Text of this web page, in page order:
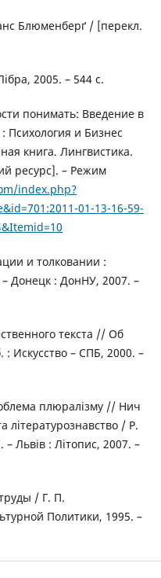
Блюменберґ / [перекл.
2005. – 544 с.
понимать: Введение в
Психология и Бизнес
книга. Лингвистика.
ресурс]. – Режим
index.php?
01-13-16-59-
и толковании :
Донецк : ДонНУ, 2007. –
текста // Об
Искусство – СПБ, 2000. –
плюралізму // Нич
літературознавство / Р.
Львів : Літопис, 2007. –
/ Г. П.
Политики, 1995. –